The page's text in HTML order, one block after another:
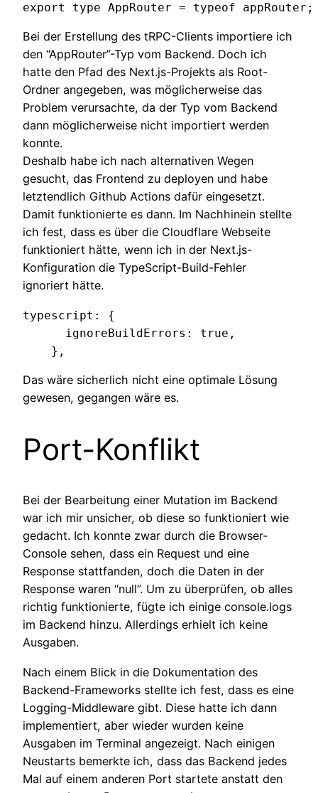
export type AppRouter = typeof appRouter;
Bei der Erstellung des tRPC-Clients importiere ich
den “AppRouter”-Typ vom Backend. Doch ich
hatte den Pfad des Next.js-Projekts als Root-
Ordner angegeben, was möglicherweise das
Problem verursachte, da der Typ vom Backend
dann möglicherweise nicht importiert werden
konnte.
Deshalb habe ich nach alternativen Wegen
gesucht, das Frontend zu deployen und habe
letztendlich Github Actions dafür eingesetzt.
Damit funktionierte es dann. Im Nachhinein stellte
ich fest, dass es über die Cloudflare Webseite
funktioniert hätte, wenn ich in der Next.js-
Konfiguration die TypeScript-Build-Fehler
ignoriert hätte.
typescript: {
      ignoreBuildErrors: true,
    },
Das wäre sicherlich nicht eine optimale Lösung
gewesen, gegangen wäre es.
Port-Konflikt
Bei der Bearbeitung einer Mutation im Backend
war ich mir unsicher, ob diese so funktioniert wie
gedacht. Ich konnte zwar durch die Browser-
Console sehen, dass ein Request und eine
Response stattfanden, doch die Daten in der
Response waren “null”. Um zu überprüfen, ob alles
richtig funktionierte, fügte ich einige console.logs
im Backend hinzu. Allerdings erhielt ich keine
Ausgaben.
Nach einem Blick in die Dokumentation des
Backend-Frameworks stellte ich fest, dass es eine
Logging-Middleware gibt. Diese hatte ich dann
implementiert, aber wieder wurden keine
Ausgaben im Terminal angezeigt. Nach einigen
Neustarts bemerkte ich, dass das Backend jedes
Mal auf einem anderen Port startete anstatt den